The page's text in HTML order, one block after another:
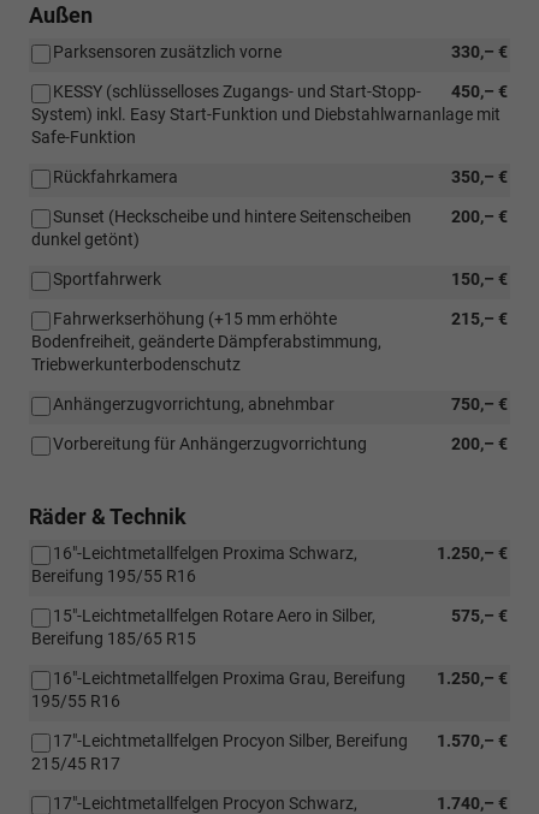
Außen
330,– €
Parksensoren zusätzlich vorne
450,– €
KESSY (schlüsselloses Zugangs- und Start-Stopp-
System) inkl. Easy Start-Funktion und Diebstahlwarnanlage mit
Safe-Funktion
350,– €
Rückfahrkamera
200,– €
Sunset (Heckscheibe und hintere Seitenscheiben
dunkel getönt)
150,– €
Sportfahrwerk
215,– €
Fahrwerkserhöhung (+15 mm erhöhte
Bodenfreiheit, geänderte Dämpferabstimmung,
Triebwerkunterbodenschutz
750,– €
Anhängerzugvorrichtung, abnehmbar
200,– €
Vorbereitung für Anhängerzugvorrichtung
Räder & Technik
1.250,– €
16"-Leichtmetallfelgen Proxima Schwarz,
Bereifung 195/55 R16
575,– €
15"-Leichtmetallfelgen Rotare Aero in Silber,
Bereifung 185/65 R15
1.250,– €
16"-Leichtmetallfelgen Proxima Grau, Bereifung
195/55 R16
1.570,– €
17"-Leichtmetallfelgen Procyon Silber, Bereifung
215/45 R17
1.740,– €
17"-Leichtmetallfelgen Procyon Schwarz,